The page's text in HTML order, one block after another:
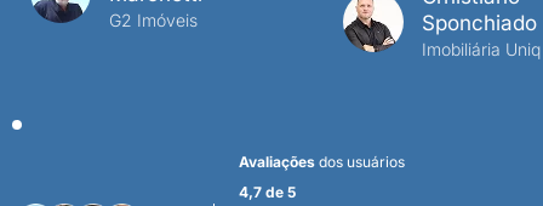
G2 Imóveis
Sponchiado
Imobiliária Uniq
4,7 de 5
Avaliações dos usuários